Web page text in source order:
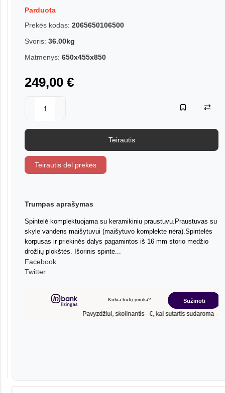
Parduota
Prekės kodas: 2065650106500
Svoris: 36.00kg
Matmenys: 650x455x850
249,00 €
Teirautis
Teirautis dėl prekės
Trumpas aprašymas
Spintelė komplektuojama su keramikiniu praustuvu.Praustuvas su
skyle vandens maišytuvui (maišytuvo komplekte nėra).Spintelės
korpusas ir priekinės dalys pagamintos iš 16 mm storio medžio
drožlių plokštės. Išorinis spinte...
Facebook
Twitter